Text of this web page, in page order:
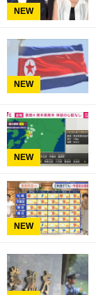
NEW
NEW
NEW
NEW